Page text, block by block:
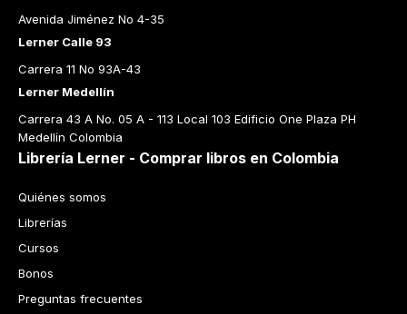
Avenida Jiménez No 4-35
Lerner Calle 93
Carrera 11 No 93A-43
Lerner Medellín
Carrera 43 A No. 05 A - 113 Local 103 Edificio One Plaza PH
Medellín Colombia
Librería Lerner - Comprar libros en Colombia
Quiénes somos
Librerías
Cursos
Bonos
Preguntas frecuentes